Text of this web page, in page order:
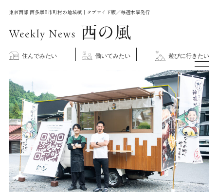
東京西部 西多摩8市町村の地域紙｜タブロイド版／毎週木曜発行
住んでみたい 働いてみたい 遊びに行きたい